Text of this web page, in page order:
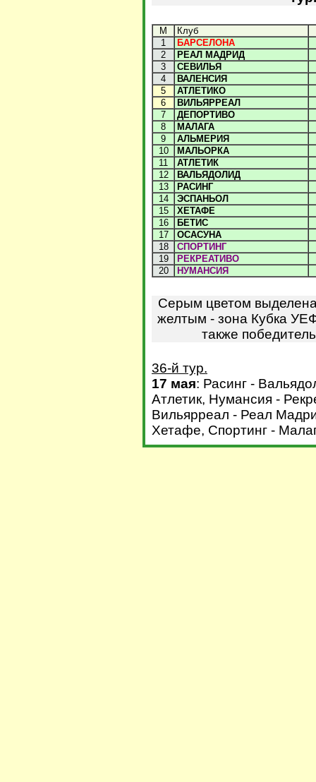
М
Клуб
1
БАРСЕЛОНА
2
РЕАЛ МАДРИД
3
СЕВИЛЬЯ
4
ВАЛЕНСИЯ
5
АТЛЕТИКО
6
ВИЛЬЯРРЕАЛ
7
ДЕПОРТИВО
8
МАЛАГА
9
АЛЬМЕРИЯ
10
МАЛЬОРКА
11
АТЛЕТИК
12
ВАЛЬЯДОЛИД
13
РАСИНГ
14
ЭСПАНЬОЛ
15
ХЕТАФЕ
16
БЕТИС
17
ОСАСУНА
18
СПОРТИНГ
19
РЕКРЕАТИВО
20
НУМАНСИЯ
Серым цветом
желтым - зона Кубка
также
36-й тур.
17 мая: Расинг -
Атлетик, Нумансия -
Вильярреал - Реал
Хетафе, Спортинг -